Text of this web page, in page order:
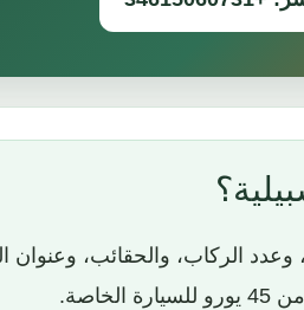
وعدد الركاب، والحقائب،